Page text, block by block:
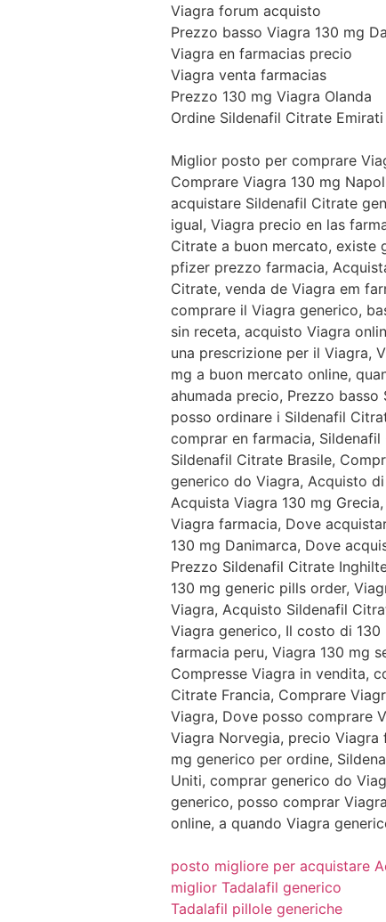
Viagra forum acquisto
Prezzo basso Viagra 130 mg
Viagra en farmacias precio
Viagra venta farmacias
Prezzo 130 mg Viagra Olanda
Ordine Sildenafil Citrate
Miglior posto per comprare
Comprare Viagra 130 mg
acquistare Sildenafil Citrate
igual, Viagra precio en las
Citrate a buon mercato, existe
pfizer prezzo farmacia,
Citrate, venda de Viagra em
comprare il Viagra generico,
sin receta, acquisto Viagra
una prescrizione per il Viagra,
mg a buon mercato online,
ahumada precio, Prezzo
posso ordinare i Sildenafil
comprar en farmacia,
Sildenafil Citrate Brasile,
generico do Viagra, Acquisto
Acquista Viagra 130 mg
Viagra farmacia, Dove
130 mg Danimarca, Dove
Prezzo Sildenafil Citrate
130 mg generic pills order,
Viagra, Acquisto Sildenafil
Viagra generico, Il costo di
farmacia peru, Viagra 130 mg
Compresse Viagra in vendita,
Citrate Francia, Comprare
Viagra, Dove posso comprare
Viagra Norvegia, precio Viagra
mg generico per ordine,
Uniti, comprar generico do
generico, posso comprar
online, a quando Viagra
posto migliore per acquistare
miglior Tadalafil generico
Tadalafil pillole generiche